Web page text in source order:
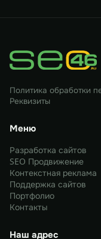
Политика обработки
Реквизиты
Меню
Разработка сайтов
SEO Продвижение
Контекстная реклама
Поддержка сайтов
Портфолио
Контакты
Наш адрес